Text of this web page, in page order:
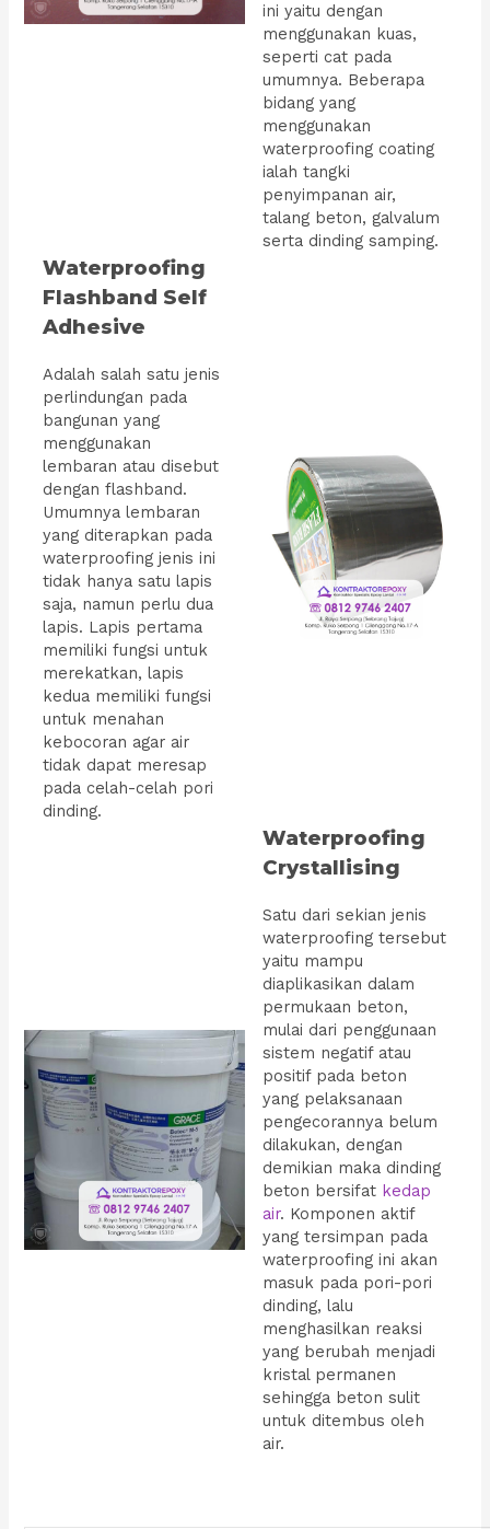
ini yaitu dengan
menggunakan kuas,
seperti cat pada
umumnya. Beberapa
bidang yang
menggunakan
waterproofing coating
ialah tangki
penyimpanan air,
talang beton, galvalum
serta dinding samping.
Waterproofing
Flashband Self
Adhesive
Adalah salah satu jenis
perlindungan pada
bangunan yang
menggunakan
lembaran atau disebut
dengan flashband.
Umumnya lembaran
yang diterapkan pada
waterproofing jenis ini
tidak hanya satu lapis
saja, namun perlu dua
lapis. Lapis pertama
memiliki fungsi untuk
merekatkan, lapis
kedua memiliki fungsi
untuk menahan
kebocoran agar air
tidak dapat meresap
pada celah-celah pori
dinding.
Waterproofing
Crystallising
Satu dari sekian jenis
waterproofing tersebut
yaitu mampu
diaplikasikan dalam
permukaan beton,
mulai dari penggunaan
sistem negatif atau
positif pada beton
yang pelaksanaan
pengecorannya belum
dilakukan, dengan
demikian maka dinding
beton bersifat kedap
air. Komponen aktif
yang tersimpan pada
waterproofing ini akan
masuk pada pori-pori
dinding, lalu
menghasilkan reaksi
yang berubah menjadi
kristal permanen
sehingga beton sulit
untuk ditembus oleh
air.